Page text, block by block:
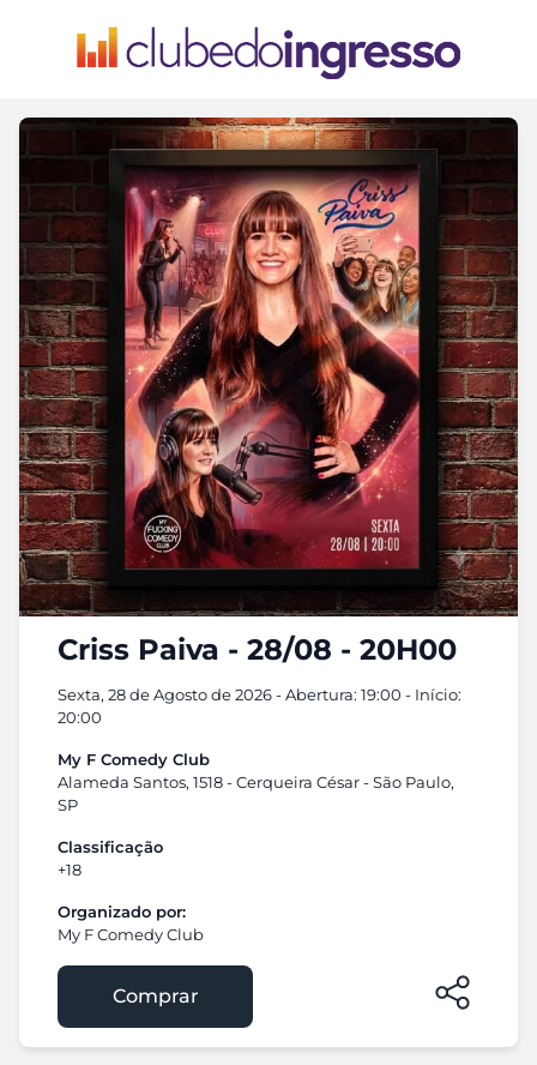
Criss Paiva - 28/08 - 20H00
Sexta, 28 de Agosto de 2026 - Abertura: 19:00 - Início:
20:00
My F Comedy Club
Alameda Santos, 1518 - Cerqueira César - São Paulo,
SP
Classificação
+18
Organizado por:
My F Comedy Club
Comprar